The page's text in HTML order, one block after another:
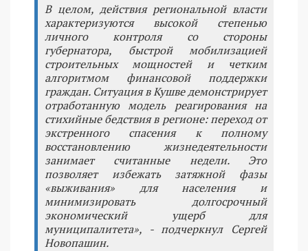
В целом, действия региональной власти
характеризуются высокой степенью
личного контроля со стороны
губернатора, быстрой мобилизацией
строительных мощностей и четким
алгоритмом финансовой поддержки
граждан. Ситуация в Кушве демонстрирует
отработанную модель реагирования на
стихийные бедствия в регионе: переход от
экстренного спасения к полному
восстановлению жизнедеятельности
занимает считанные недели. Это
позволяет избежать затяжной фазы
«выживания» для населения и
минимизировать долгосрочный
экономический ущерб для
муниципалитета», - подчеркнул Сергей
Новопашин.